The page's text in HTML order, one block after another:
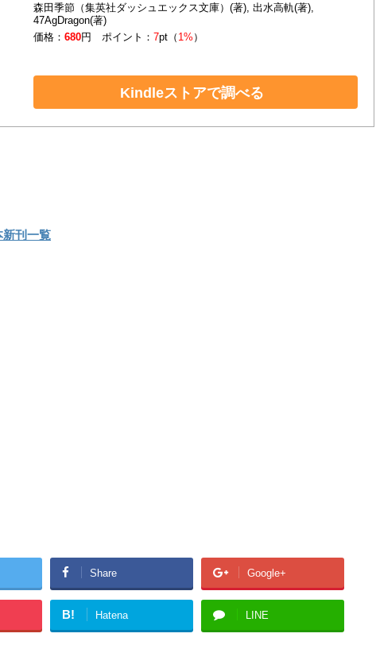
森田季節（集英社ダッシュエックス文庫）(著), 出水高軌(著),
47AgDragon(著)
価格：680円 ポイント：7pt（ 1% ）
Kindleストアで調べる
刊一覧
Share Google+
B! Hatena LINE